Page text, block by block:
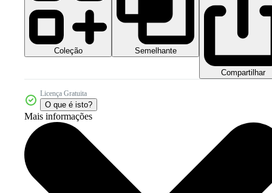
Coleção Semelhante
Compartilhar
Licença Gratuita
O que é isto?
Mais informações